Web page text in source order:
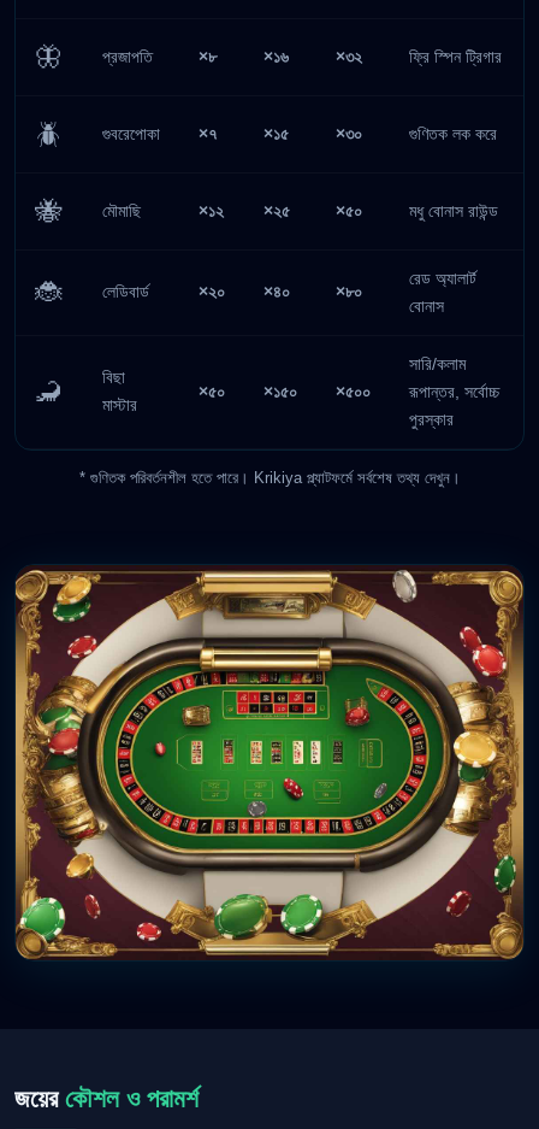
🦋 প্রজাপতি ×৮ ×১৬ ×৩২ ফ্রি স্পিন ট্রিগার
🪲 গুবরেপোকা ×৭ ×১৫ ×৩০ গুণিতক লক করে
🐝 মৌমাছি ×১২ ×২৫ ×৫০ মধু বোনাস রাউন্ড
🐞 লেডিবার্ড ×২০ ×৪০ ×৮০
রেড অ্যালার্ট
বোনাস
🦂
বিছা
মাস্টার
×৫০ ×১৫০ ×৫০০
সারি/কলাম
রূপান্তর, সর্বোচ্চ
পুরস্কার
* গুণিতক পরিবর্তনশীল হতে পারে। Krikiya প্ল্যাটফর্মে সর্বশেষ তথ্য দেখুন।
জয়েরকৌশল ও পরামর্শ